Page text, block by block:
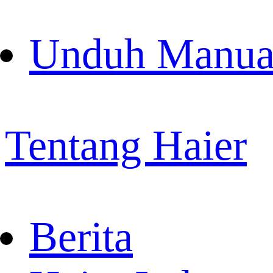
Unduh
Tentang Haier
Berita